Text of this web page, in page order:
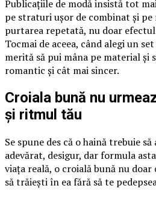
Publicațiile de modă insistă tot
pe straturi ușor de combinat și
purtarea repetată, nu doar
Tocmai de aceea, când alegi un
merită să pui mâna pe material și
romantic și cât mai sincer.
Croiala bună nu
și ritmul tău
Se spune des că o haină trebuie
adevărat, desigur, dar formula
viața reală, o croială bună nu
să trăiești în ea fără să te